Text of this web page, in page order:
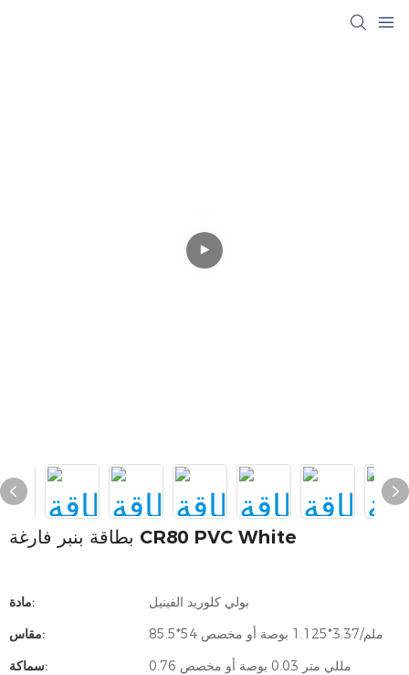
بطاقة بنبر فارغة CR80 PVC White
مادة:
بولي كلوريد الفينيل
مقاس:
85.5*54 ملم/3.37*1.125 بوصة أو مخصص
سماكة:
0.76 مللي متر 0.03 بوصة أو مخصص